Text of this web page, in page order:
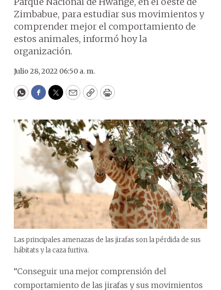
Zimbabue, para estudiar sus movimientos y
comprender mejor el comportamiento de
estos animales, informó hoy la
organización.
Julio 28, 2022 06:50 a. m.
WhatsApp
Facebook
Twitter
EmailCopyPrint
Las principales amenazas de las jirafas son la pérdida de sus
hábitats y la caza furtiva.
“Conseguir una mejor comprensión del
comportamiento de las jirafas y sus movimientos